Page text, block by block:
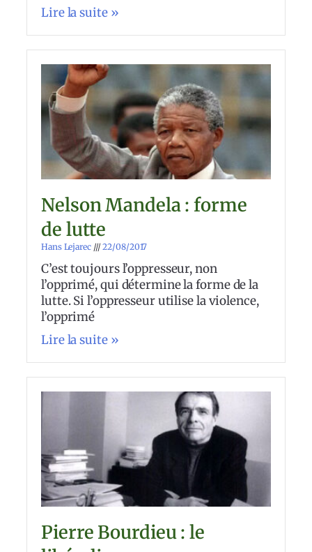
Lire la suite »
Nelson Mandela : forme
de lutte
Hans Lejarec 22/08/2017
C’est toujours l’oppresseur, non
l’opprimé, qui détermine la forme de la
lutte. Si l’oppresseur utilise la violence,
l’opprimé
Lire la suite »
Pierre Bourdieu : le